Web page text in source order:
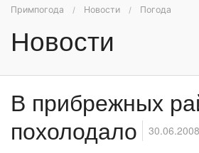
Примпогода Новости Погода
Новости
В прибрежных
похолодало